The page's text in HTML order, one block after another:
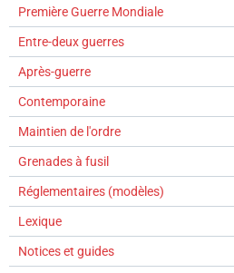
Première Guerre Mondiale
Entre-deux guerres
Après-guerre
Contemporaine
Maintien de l'ordre
Grenades à fusil
Réglementaires (modèles)
Lexique
Notices et guides